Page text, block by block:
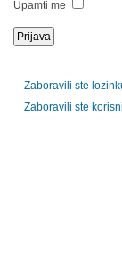
Upamti me
Zaboravili ste
Zaboravili ste